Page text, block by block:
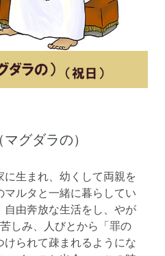
グダラの）
生まれ、幼くして両親を
ルタと一緒に暮らしてい
由奔放な生活をし、やが
しみ、人びとから「罪の
られて疎まれるようにな